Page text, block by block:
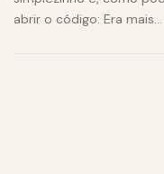
abrir o código: Era mais…